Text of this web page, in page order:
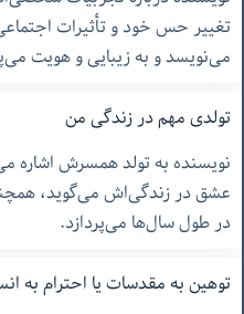
تغییر حس خود و تأثیرات
می‌نویسد و به زیبایی و هویت
تولدی مهم در زندگی من
نویسنده به تولد همسرش اشاره
عشق در زندگی‌اش می‌گوید،
در طول سال‌ها می‌پردازد.
توهین به مقدسات یا احترام به